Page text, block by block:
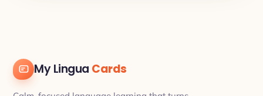
My Lingua Cards